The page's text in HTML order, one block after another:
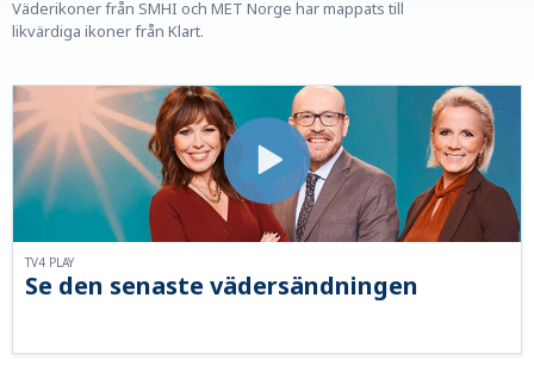
Väderikoner från SMHI och MET Norge har mappats till
likvärdiga ikoner från Klart.
Se den senaste vädersändningen
TV4 PLAY